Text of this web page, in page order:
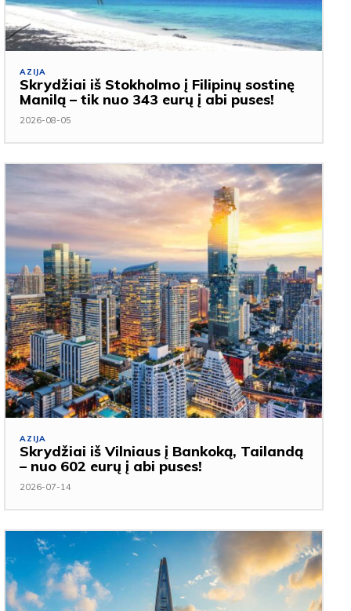
AZIJA
Skrydžiai iš Stokholmo į Filipinų sostinę
Manilą – tik nuo 343 eurų į abi puses!
2026-08-05
AZIJA
Skrydžiai iš Vilniaus į Bankoką, Tailandą
– nuo 602 eurų į abi puses!
2026-07-14